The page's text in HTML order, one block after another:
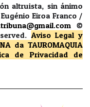
altruista, sin ánimo
Eiroa Franco /
©
Aviso Legal y
da TAUROMAQUIA
de Privacidad
de